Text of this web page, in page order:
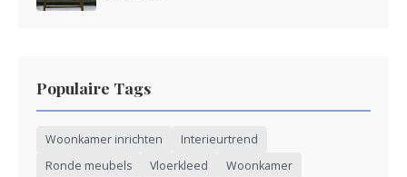
Populaire Tags
Woonkamer inrichten
Interieurtrend
Ronde meubels
Vloerkleed Woonkamer